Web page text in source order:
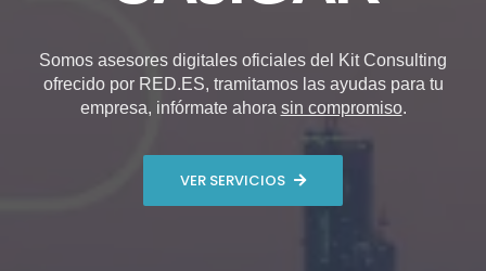
Somos asesores digitales oficiales del Kit Consulting
ofrecido por RED.ES, tramitamos las ayudas para tu
empresa, infórmate ahora sin compromiso.
VER SERVICIOS